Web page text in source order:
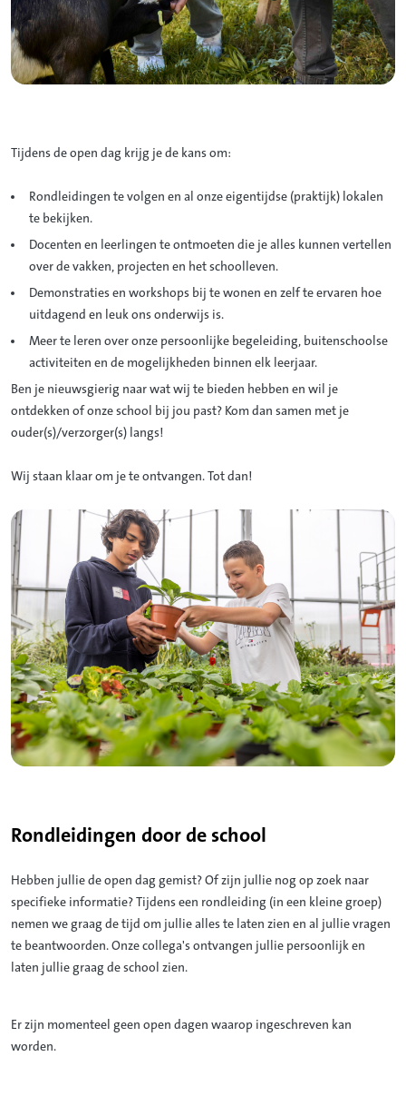
Tijdens de open dag krijg je de kans om:
Rondleidingen te volgen en al onze eigentijdse (praktijk) lokalen
te bekijken.
Docenten en leerlingen te ontmoeten die je alles kunnen vertellen
over de vakken, projecten en het schoolleven.
Demonstraties en workshops bij te wonen en zelf te ervaren hoe
uitdagend en leuk ons onderwijs is.
Meer te leren over onze persoonlijke begeleiding, buitenschoolse
activiteiten en de mogelijkheden binnen elk leerjaar.
Ben je nieuwsgierig naar wat wij te bieden hebben en wil je
ontdekken of onze school bij jou past? Kom dan samen met je
ouder(s)/verzorger(s) langs!
Wij staan klaar om je te ontvangen. Tot dan!
Rondleidingen door de school
Hebben jullie de open dag gemist? Of zijn jullie nog op zoek naar
specifieke informatie? Tijdens een rondleiding (in een kleine groep)
nemen we graag de tijd om jullie alles te laten zien en al jullie vragen
te beantwoorden. Onze collega's ontvangen jullie persoonlijk en
laten jullie graag de school zien.
Er zijn momenteel geen open dagen waarop ingeschreven kan
worden.